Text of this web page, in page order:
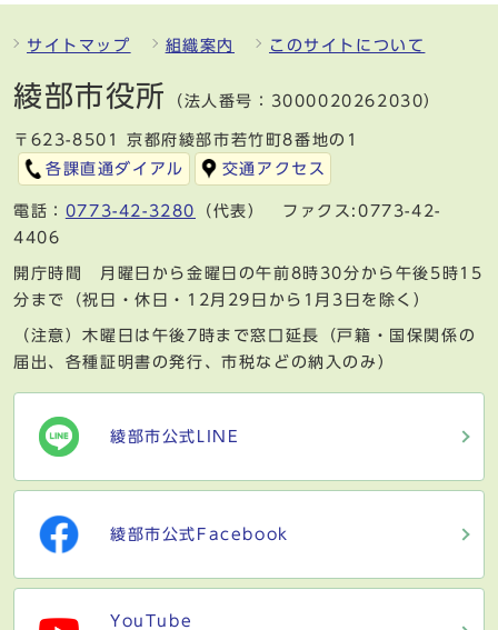
サイトマップ 組織案内 このサイトについて
綾部市役所 （法人番号：3000020262030）
〒623-8501 京都府綾部市若竹町8番地の1
各課直通ダイアル
交通アクセス
電話： 0773-42-3280
（代表） ファクス:0773-42-
4406
開庁時間 月曜日から金曜日の午前8時30分から午後5時15
分まで（祝日・休日・12月29日から1月3日を除く）
（注意）木曜日は午後7時まで窓口延長（戸籍・国保関係の
届出、各種証明書の発行、市税などの納入のみ）
綾部市公式LINE
綾部市公式Facebook
YouTube